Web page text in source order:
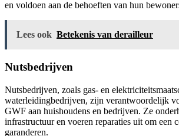
en voldoen aan de behoeften van hun
Lees ook Betekenis van derailleur
Nutsbedrijven
Nutsbedrijven, zoals gas- en
waterleidingbedrijven, zijn verantwoordelijk
GWF aan huishoudens en bedrijven. Ze
infrastructuur en voeren reparaties uit om een
garanderen.